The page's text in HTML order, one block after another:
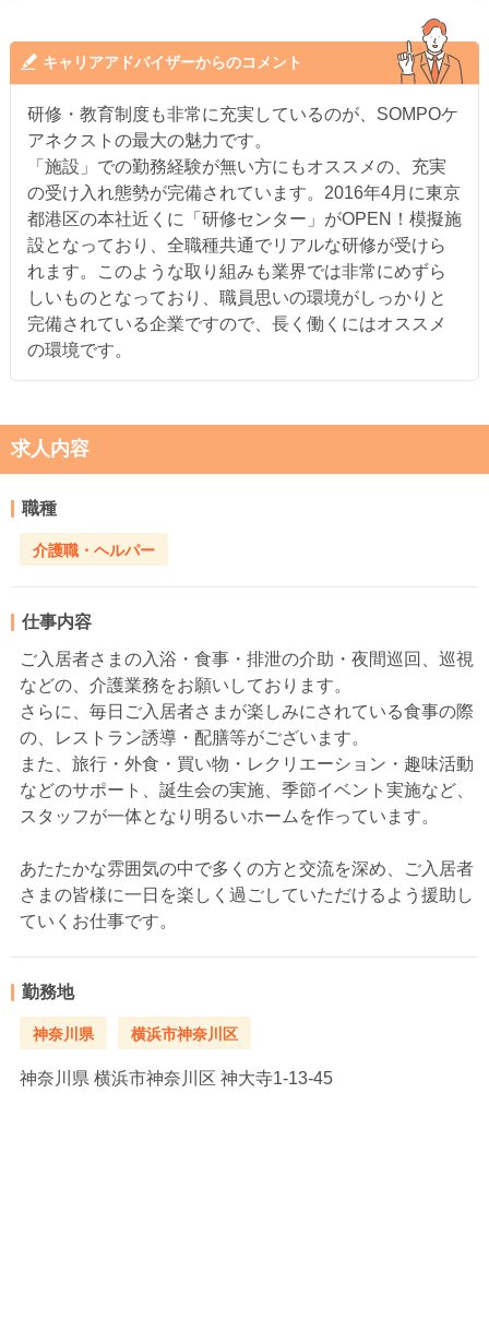
キャリアアドバイザーからのコメント
研修・教育制度も非常に充実しているのが、SOMPOケ
アネクストの最大の魅力です。
「施設」での勤務経験が無い方にもオススメの、充実
の受け入れ態勢が完備されています。2016年4月に東京
都港区の本社近くに「研修センター」がOPEN！模擬施
設となっており、全職種共通でリアルな研修が受けら
れます。このような取り組みも業界では非常にめずら
しいものとなっており、職員思いの環境がしっかりと
完備されている企業ですので、長く働くにはオススメ
の環境です。
求人内容
職種
介護職・ヘルパー
仕事内容
ご入居者さまの入浴・食事・排泄の介助・夜間巡回、巡視
などの、介護業務をお願いしております。
さらに、毎日ご入居者さまが楽しみにされている食事の際
の、レストラン誘導・配膳等がございます。
また、旅行・外食・買い物・レクリエーション・趣味活動
などのサポート、誕生会の実施、季節イベント実施など、
スタッフが一体となり明るいホームを作っています。
あたたかな雰囲気の中で多くの方と交流を深め、ご入居者
さまの皆様に一日を楽しく過ごしていただけるよう援助し
ていくお仕事です。
勤務地
神奈川県 横浜市神奈川区
神奈川県 横浜市神奈川区 神大寺1-13-45